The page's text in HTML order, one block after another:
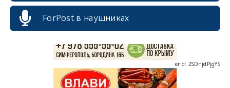
ForPost в наушниках
erid: 2SDnjdPjgYS